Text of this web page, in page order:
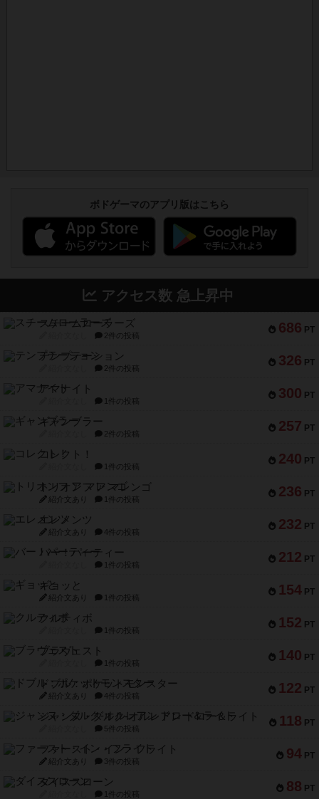
ボドゲーマのアプリ版はこちら
アクセス数 急上昇中
686 PT
スチームローラーズ
2件の投稿
326 PT
テンプテーション
2件の投稿
300 PT
アマナイト
1件の投稿
257 PT
ギャンブラー
2件の投稿
240 PT
コレクト！
1件の投稿
236 PT
トリオンフ ア マレンゴ
紹介文あり 1件の投稿
232 PT
エレメンツ
紹介文あり 4件の投稿
212 PT
バー！パーティー
1件の投稿
154 PT
ギョッと
紹介文あり 1件の投稿
152 PT
クルティボ
1件の投稿
140 PT
ブラヴェスト
1件の投稿
122 PT
ドブル：ポケットモンスター
紹介文あり 4件の投稿
118 PT
ジャンヌ・ダルク-オルレアン ドロー＆ライト
5件の投稿
94 PT
ファースト・イン・フライト
紹介文あり 3件の投稿
88 PT
ダイススローン
1件の投稿